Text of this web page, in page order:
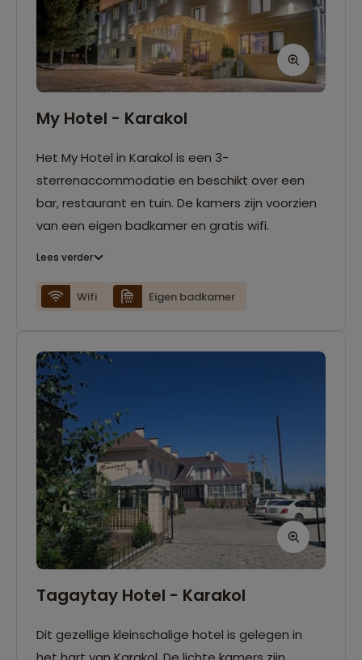
My Hotel - Karakol
Het My Hotel in Karakol is een 3-
sterrenaccommodatie en beschikt over een
bar, restaurant en tuin. De kamers zijn voorzien
van een eigen badkamer en gratis wifi.
Lees verder
Wifi Eigen badkamer
Tagaytay Hotel - Karakol
Dit gezellige kleinschalige hotel is gelegen in